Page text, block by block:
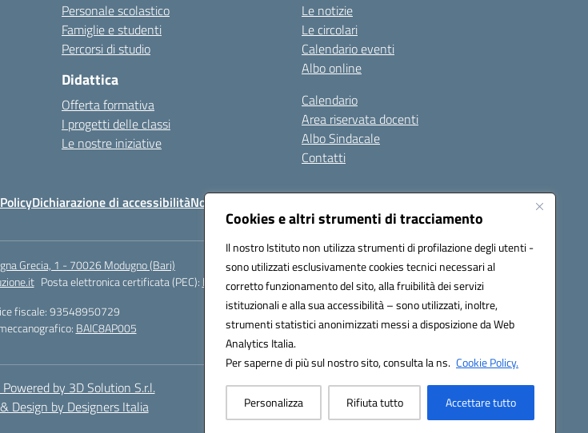
Cookies e altri strumenti di tracciamento
Il nostro Istituto non utilizza strumenti di profilazione degli utenti -
sono utilizzati esclusivamente cookies tecnici necessari al
corretto funzionamento del sito, alla fruibilità dei servizi
istituzionali e alla sua accessibilità – sono utilizzati, inoltre,
strumenti statistici anonimizzati messi a disposizione da Web
Analytics Italia.
Per saperne di più sul nostro sito, consulta la ns. Cookie Policy.
Personalizza Rifiuta tutto Accettare tutto
Personale scolastico
Famiglie e studenti
Percorsi di studio
Didattica
Offerta formativa
I progetti delle classi
Le nostre iniziative
Le notizie
Le circolari
Calendario eventi
Albo online
Calendario
Area riservata docenti
Albo Sindacale
Contatti
Dichiarazione di accessibilitàNote legali Seguici su:
Grecia, 1 - 70026 Modugno (Bari)
Posta elettronica certificata (PEC): baic8ap005@pec.istruzione.it
fiscale: 93548950729
BAIC8AP005
by 3D Solution S.r.l.
Design by Designers Italia